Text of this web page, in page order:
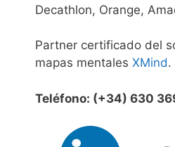
Decathlon, Orange,
Partner certificado del
mapas mentales XMind.
Teléfono: (+34) 630